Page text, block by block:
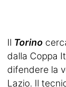
Il Torino
dalla Coppa
difendere la
Lazio. Il